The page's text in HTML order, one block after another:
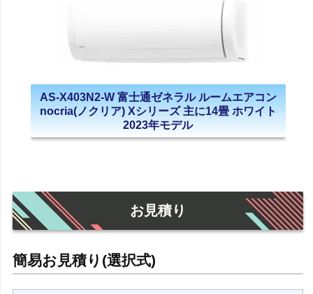
AS-X403N2-W 富士通ゼネラル ルームエアコン
nocria(ノクリア) Xシリーズ 主に14畳 ホワイト
2023年モデル
お見積り